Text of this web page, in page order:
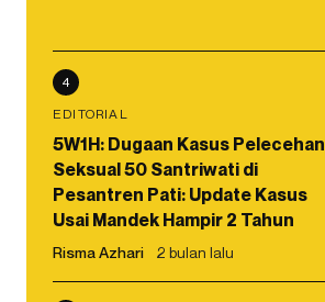
4
EDITORIAL
5W1H: Dugaan Kasus Pelecehan
Seksual 50 Santriwati di
Pesantren Pati: Update Kasus
Usai Mandek Hampir 2 Tahun
Risma Azhari 2 bulan lalu